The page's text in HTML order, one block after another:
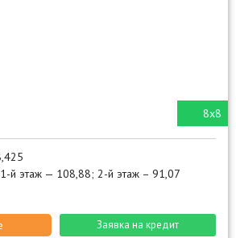
8х8
й этаж — 108,88; 2-й этаж – 91,07
Заявка на кредит